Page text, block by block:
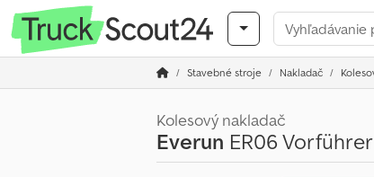
Stavebné stroje Nakladač
Kolesový nakladač
Everun ER06